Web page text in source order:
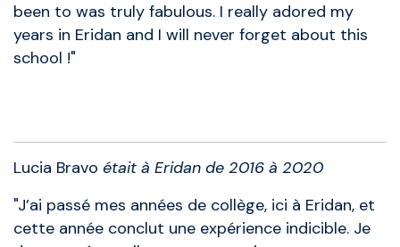
been to was truly fabulous. I really adored my
years in Eridan and I will never forget about this
school !"
Lucia Bravo était à Eridan de 2016 à 2020
"J’ai passé mes années de collège, ici à Eridan, et
cette année conclut une expérience indicible. Je